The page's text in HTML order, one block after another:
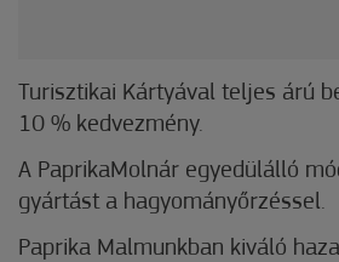
Turisztikai Kártyával teljes árú
10 % kedvezmény.
A PaprikaMolnár egyedülálló
gyártást a hagyományőrzéssel.
Paprika Malmunkban kiváló